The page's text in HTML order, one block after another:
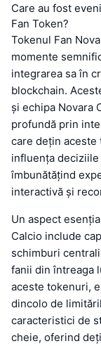
Care au fost
Fan Token?
Tokenul Fan
momente
integrarea sa în
blockchain.
și echipa Novara
profundă prin
care dețin aceste
influența
îmbunătățind
interactivă și
Un aspect
Calcio include
schimburi
fanii din întreaga
aceste tokenuri,
dincolo de
caracteristici de
cheie, oferind